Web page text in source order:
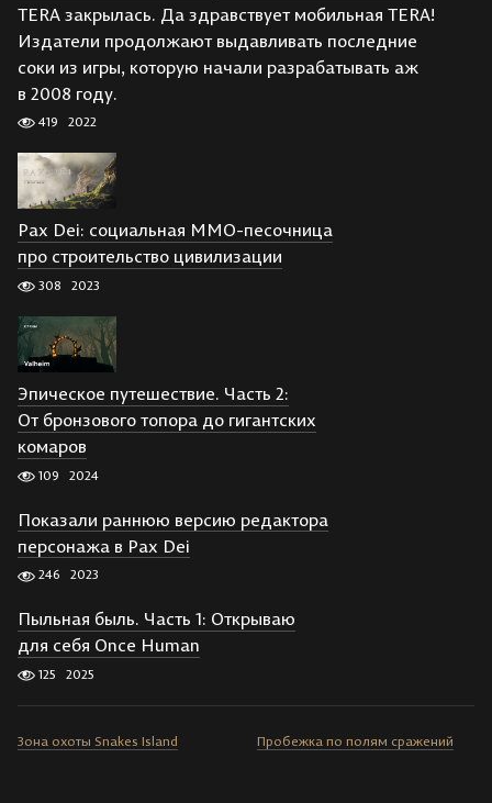
TERA закрылась. Да здравствует мобильная TERA!
Издатели продолжают выдавливать последние
соки из игры, которую начали разрабатывать аж
в 2008 году.
419 2022
Pax Dei: социальная MMO-песочница
про строительство цивилизации
308 2023
Эпическое путешествие. Часть 2:
От бронзового топора до гигантских
комаров
109 2024
Показали раннюю версию редактора
персонажа в Pax Dei
246 2023
Пыльная быль. Часть 1: Открываю
для себя Once Human
125 2025
Зона охоты Snakes Island Пробежка по полям сражений